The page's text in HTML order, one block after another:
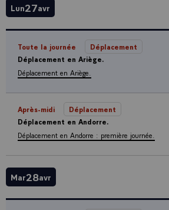
Lun27avr
Toute la journée
Déplacement
Déplacement en Ariège.
Déplacement en Ariège.
Après-midi
Déplacement
Déplacement en Andorre.
Déplacement en Andorre : première journée.
Mar28avr